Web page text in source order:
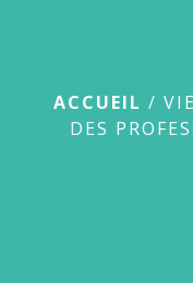
ACCUEIL /
DES